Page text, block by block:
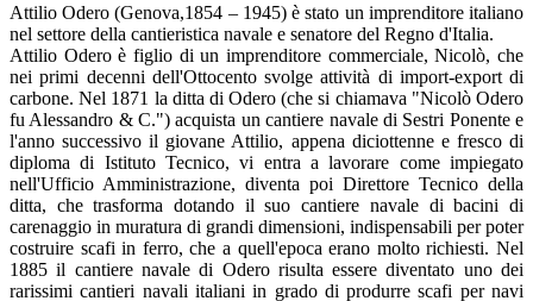
Attilio Odero (Genova,1854 – 1945) è stato un imprenditore italiano
nel settore della cantieristica navale e senatore del Regno d'Italia.
Attilio Odero è figlio di un imprenditore commerciale, Nicolò, che
nei primi decenni dell'Ottocento svolge attività di import-export di
carbone. Nel 1871 la ditta di Odero (che si chiamava "Nicolò Odero
fu Alessandro & C.") acquista un cantiere navale di Sestri Ponente e
l'anno successivo il giovane Attilio, appena diciottenne e fresco di
diploma di Istituto Tecnico, vi entra a lavorare come impiegato
nell'Ufficio Amministrazione, diventa poi Direttore Tecnico della
ditta, che trasforma dotando il suo cantiere navale di bacini di
carenaggio in muratura di grandi dimensioni, indispensabili per poter
costruire scafi in ferro, che a quell'epoca erano molto richiesti. Nel
1885 il cantiere navale di Odero risulta essere diventato uno dei
rarissimi cantieri navali italiani in grado di produrre scafi per navi